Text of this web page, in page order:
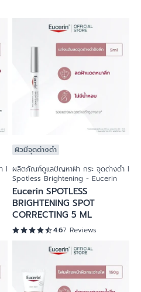
l
ผิวมีจุดด่างดำ
ผลิตภัณฑ์ดูแลปัญหาฝ้า กระ จุดด่างดำ l
Spotless Brightening - Eucerin
Eucerin SPOTLESS
BRIGHTENING SPOT
CORRECTING 5 ML
4.67 Reviews